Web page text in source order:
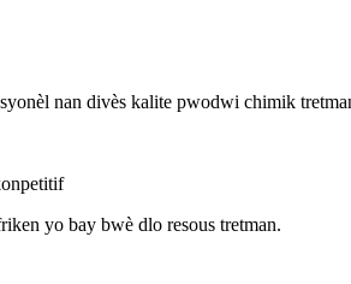
nan divès kalite pwodwi chimik
yo bay bwè dlo resous tretman.